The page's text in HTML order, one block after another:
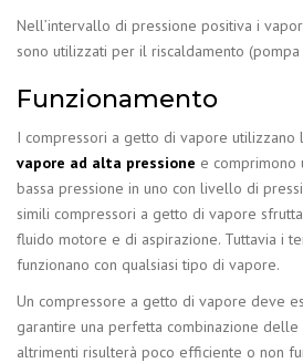
Nell’intervallo di pressione positiva i
sono utilizzati per il riscaldamento
Funzionamento
I compressori a getto di vapore utilizzano
vapore ad alta pressione e comprimono
bassa pressione in uno con livello di
simili compressori a getto di vapore
fluido motore e di aspirazione. Tuttavia i
funzionano con qualsiasi tipo di vapore.
Un compressore a getto di vapore deve
garantire una perfetta combinazione delle
altrimenti risulterà poco efficiente o non